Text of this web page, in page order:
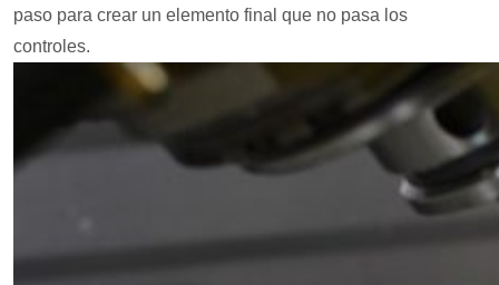
paso para crear un elemento final que no pasa los
controles.